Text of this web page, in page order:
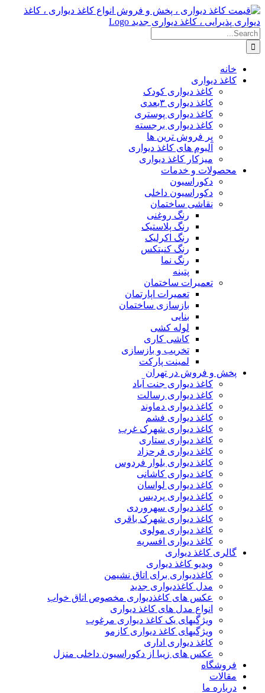
Skip
to
content
Search
for:
خانه
کاغذ دیواری
کاغذ دیواری کودک
کاغذ دیواری ۳بعدی
کاغذ دیواری پوستری
کاغذ دیواری برجسته
پر فروش ترین ها
آلبوم های کاغذ دیواری
میزکار کاغذ دیواری
محصولات و خدمات
دکوراسیون
دکوراسیون داخلی
نقاشی ساختمان
رنگ روغنی
رنگ پلاستیک
رنگ اکرلیک
رنگ کنیتکس
رنگ نما
پتینه
تعمیرات ساختمان
تعمیرات اپارتمان
بازسازی ساختمان
بنایی
لوله کشی
کاشی کاری
تخریب و بازسازی
لمینت پارکت
پخش و فروش در تهران
کاغذ دیواری جنت آباد
کاغذ دیواری رسالت
کاغذ دیواری دماوند
کاغذ دیواری فشم
کاغذ دیواری شهرک غرب
کاغذ دیواری ستاری
کاغذ دیواری فرحزاد
کاغذ دیواری بلوار فردوس
کاغذ دیواری کاشانی
کاغذ دیواری لواسان
کاغذ دیواری پردیس
کاغذ دیواری سهروردی
کاغذ دیواری شهرک باقری
کاغذ دیواری مولوی
کاغذ دیواری افسریه
گالری کاغذ دیواری
ویدیو کاغذ دیواری
کاغذدیواری برای اتاق نشیمن
مدل کاغذدیواری جدید
عکس های کاغذدیواری مخصوص اتاق خواب
انواع مدل های کاغذ دیواری
ویژگیهای یک کاغذ دیواری مرغوب
ویژگیهای کاغذ دیواری کازمو
کاغذ دیواری اداری
عکس های زیبا از دکوراسیون داخلی منزل
فروشگاه
مقالات
درباره ما